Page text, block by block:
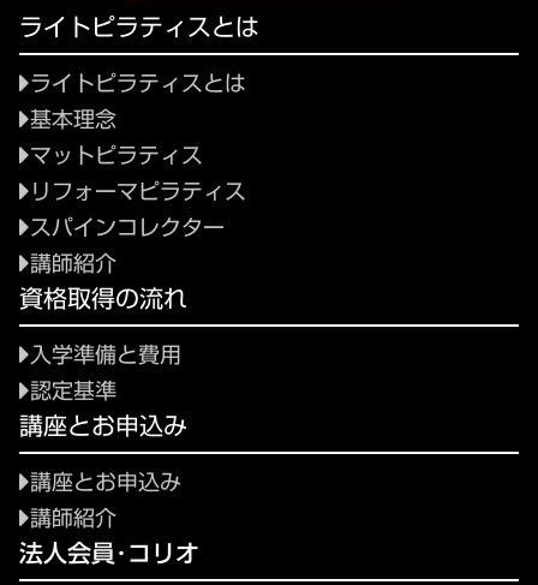
ライトピラティスとは
ライトピラティスとは
基本理念
マットピラティス
リフォーマピラティス
スパインコレクター
講師紹介
資格取得の流れ
入学準備と費用
認定基準
講座とお申込み
講座とお申込み
講師紹介
法人会員･コリオ